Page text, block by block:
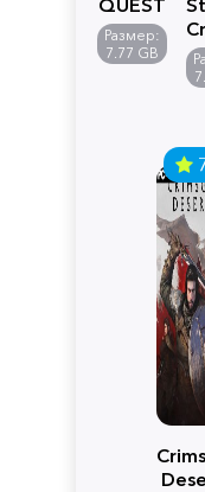
VII
Reimagined
Размер:
7.77 GB